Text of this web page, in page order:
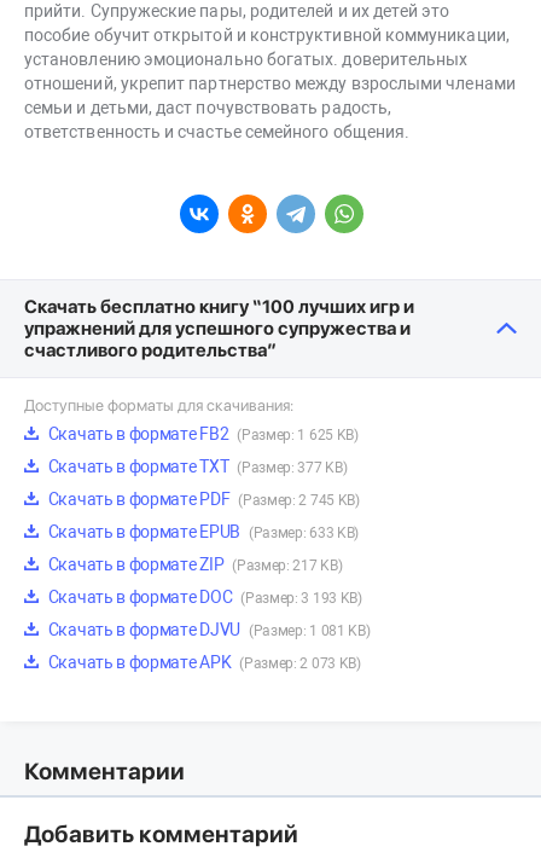
прийти. Супружеские пары, родителей и их детей это
пособие обучит откры­той и конструктивной коммуникации,
установлению эмоционально бо­гатых. доверительных
отношений, укрепит партнерство между взрослы­ми членами
семьи и детьми, даст почувствовать радость,
ответственность и счастье семейного общения.
Скачать бесплатно книгу “100 лучших игр и
упражнений для успешного супружества и
счастливого родительства”
Доступные форматы для скачивания:
Скачать в формате FB2 (Размер: 1 625 KB)
Скачать в формате TXT (Размер: 377 KB)
Скачать в формате PDF (Размер: 2 745 KB)
Скачать в формате EPUB (Размер: 633 KB)
Скачать в формате ZIP (Размер: 217 KB)
Скачать в формате DOC (Размер: 3 193 KB)
Скачать в формате DJVU (Размер: 1 081 KB)
Скачать в формате APK (Размер: 2 073 KB)
Комментарии
Добавить комментарий